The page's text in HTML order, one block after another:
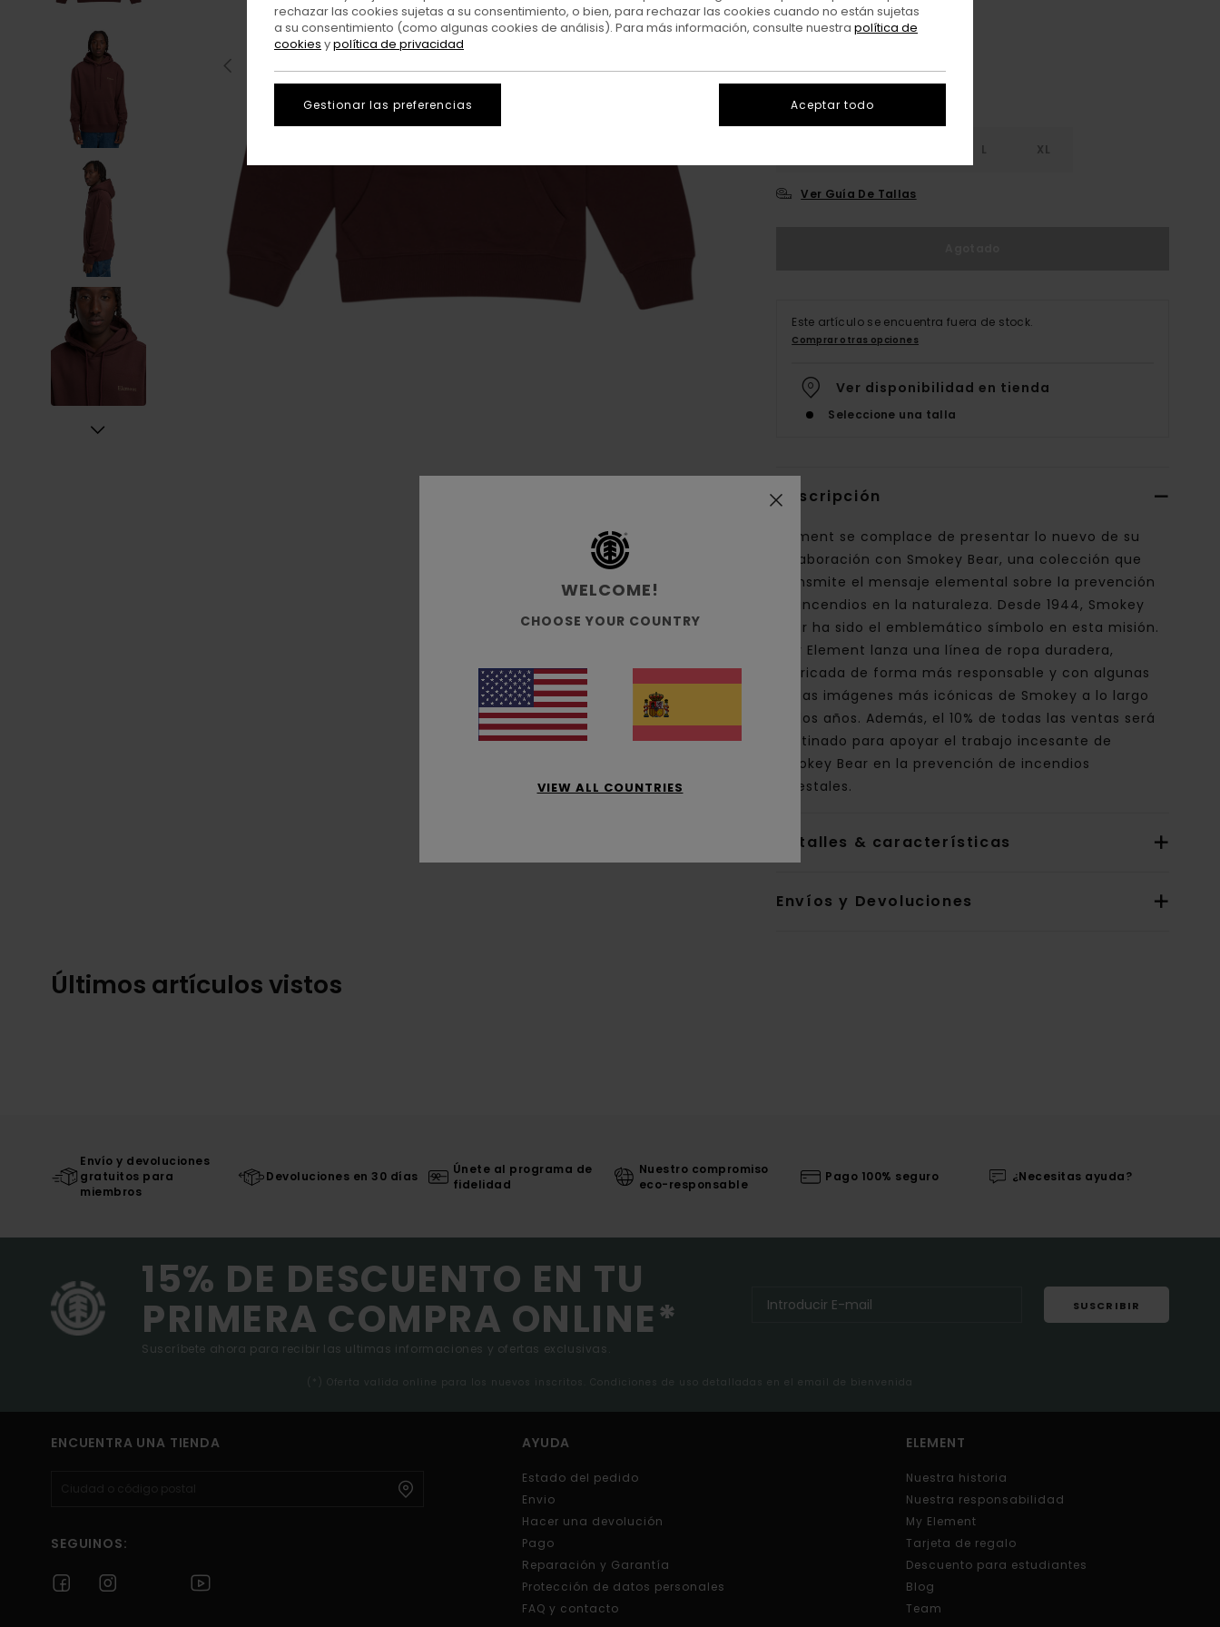
L XL
Ver Guía De Tallas
Este artículo se encuentra fuera de stock.
Comprar otras opciones
Ver disponibilidad en tienda
Seleccione una talla
Descripción
Element se complace de presentar lo nuevo de su
colaboración con Smokey Bear, una colección que
transmite el mensaje elemental sobre la prevención
de incendios en la naturaleza. Desde 1944, Smokey
Bear ha sido el emblemático símbolo en esta misión.
Hoy Element lanza una línea de ropa duradera,
fabricada de forma más responsable y con algunas
de las imágenes más icónicas de Smokey a lo largo
de los años. Además, el 10% de todas las ventas será
destinado para apoyar el trabajo incesante de
Smokey Bear en la prevención de incendios
forestales.
Detalles & características
Envíos y Devoluciones
Últimos artículos vistos
Envío y devoluciones
gratuitos para
miembros
Devoluciones en 30 días
Únete al programa de
fidelidad
Nuestro compromiso
eco-responsable
Pago 100% seguro ¿Necesitas ayuda?
15% DE DESCUENTO EN TU
PRIMERA COMPRA ONLINE*
Suscríbete ahora para recibir las ultimas informaciones y ofertas exclusivas.
SUSCRIBIR
(*) Oferta valida online para los nuevos inscritos. Condiciones de uso detalladas en el email de bienvenida
ENCUENTRA UNA TIENDA
SEGUINOS:
AYUDA
Estado del pedido
Envio
Hacer una devolución
Pago
Reparación y Garantía
Protección de datos personales
FAQ y contacto
ELEMENT
Nuestra historia
Nuestra responsabilidad
My Element
Tarjeta de regalo
Descuento para estudiantes
Blog
Team
WELCOME!
CHOOSE YOUR COUNTRY
VIEW ALL COUNTRIES
rechazar las cookies sujetas a su consentimiento, o bien, para rechazar las cookies cuando no están sujetas
a su consentimiento (como algunas cookies de análisis). Para más información, consulte nuestra política de
cookies ypolítica de privacidad
Gestionar las preferencias Aceptar todo